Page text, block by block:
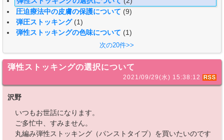
圧迫療法中の皮膚の保護について (9)
弾圧ストッキング (1)
弾性ストッキングの色味について (1)
次の20件>>
弾性ストッキングの選択について
2021/09/29(水) 15:38:12
沢野
いつもお世話になります。
ご多忙中、すみません。
丸編み弾性ストッキング（パンストタイプ）を買いたいのです